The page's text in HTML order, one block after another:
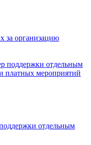
за организацию
отдельным